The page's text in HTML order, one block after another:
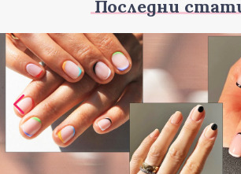
Последни